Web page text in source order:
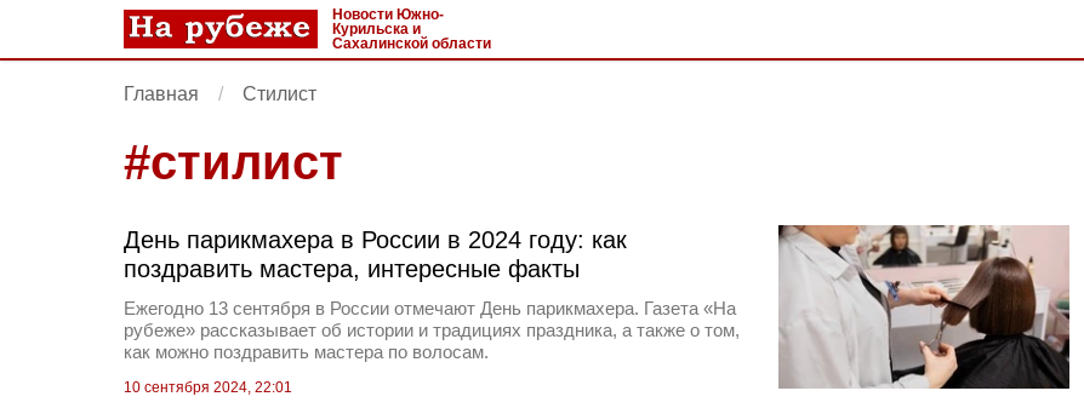
Новости Южно-
Курильска и
Сахалинской области
Главная Стилист
#стилист
День парикмахера в России в 2024 году: как
поздравить мастера, интересные факты
Ежегодно 13 сентября в России отмечают День парикмахера. Газета «На
рубеже» рассказывает об истории и традициях праздника, а также о том,
как можно поздравить мастера по волосам.
10 сентября 2024, 22:01